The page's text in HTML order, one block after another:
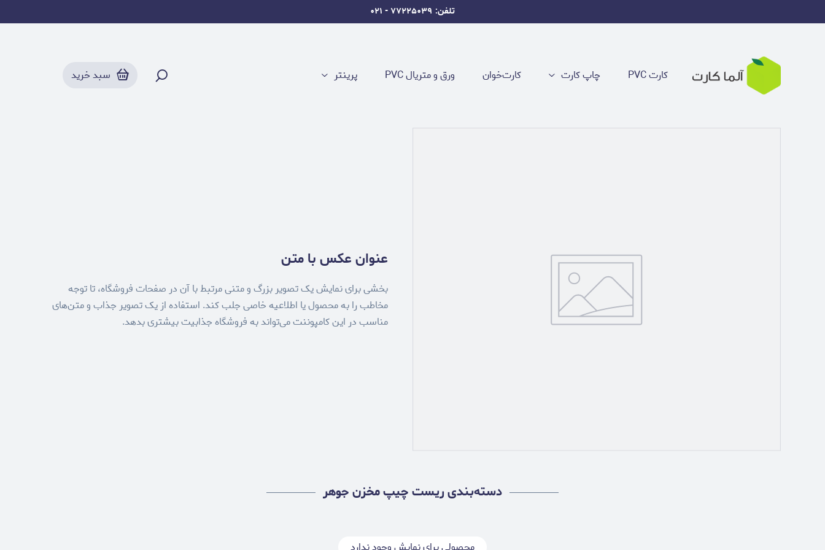
تلفن: ۷۷۲۲۵۰۳۹ - ۰۲۱
کارت PVC چاپ کارت کارت‌خوان ورق و متریال PVC پرینتر سبد خرید
عنوان عکس با متن
بخشی برای نمایش یک تصویر بزرگ و متنی مرتبط با آن در صفحات فروشگاه، تا توجه
مخاطب را به محصول یا اطلاعیه خاصی جلب کند. استفاده از یک تصویر جذاب و متن‌های
مناسب در این کامپوننت می‌تواند به فروشگاه جذابیت بیشتری بدهد.
دسته‌بندی ریست چیپ مخزن جوهر